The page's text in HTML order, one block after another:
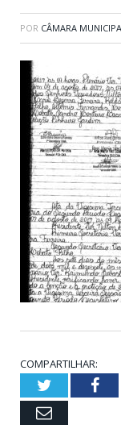
POR CÂMARA
COMPARTILHAR:
Twitter
Email